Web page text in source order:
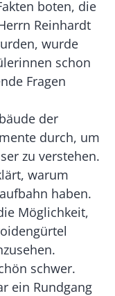
boten, die
Reinhardt
wurde
schon
Fragen
der
durch, um
zu verstehen.
warum
haben.
Möglichkeit,
schwer.
ein Rundgang